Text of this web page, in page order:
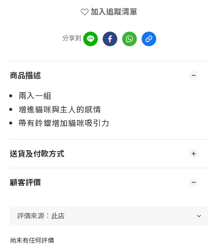
加入追蹤清單
分享到
商品描述
兩入一組
增進貓咪與主人的感情
帶有鈴鐺增加貓咪吸引力
送貨及付款方式
顧客評價
尚未有任何評價